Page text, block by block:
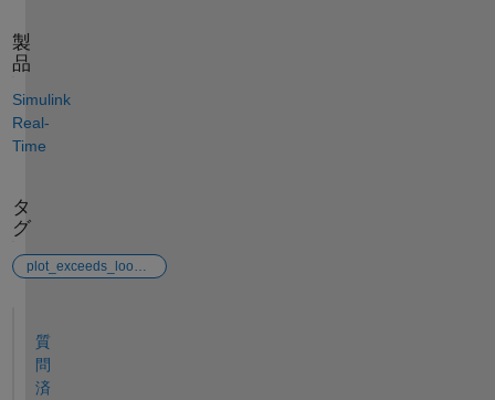
製
品
Simulink
Real-
Time
タ
グ
質
問
済